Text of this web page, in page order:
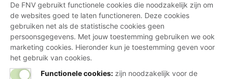
De FNV gebruikt functionele cookies die noodzakelijk zijn om
de websites goed te laten functioneren. Deze cookies
gebruiken net als de statistische cookies geen
persoonsgegevens. Met jouw toestemming gebruiken we ook
marketing cookies. Hieronder kun je toestemming geven voor
het gebruik van cookies.
Functionele cookies: zijn noodzakelijk voor de